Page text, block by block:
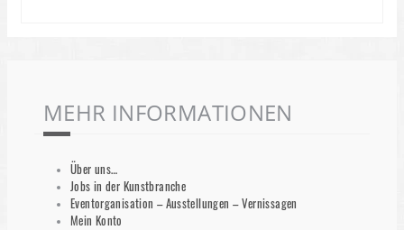
MEHR INFORMATIONEN
Über uns…
Jobs in der Kunstbranche
Eventorganisation – Ausstellungen – Vernissagen
Mein Konto